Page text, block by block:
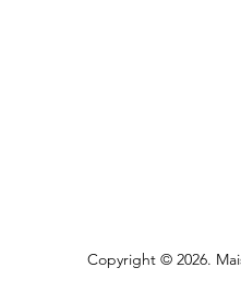
Copyright © 2026.